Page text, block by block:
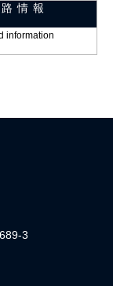
情報
information
3